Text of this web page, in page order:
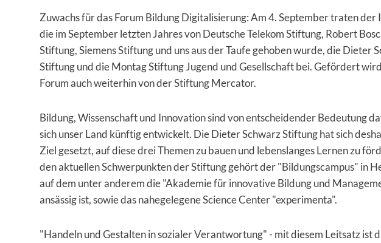
Zuwachs für das Forum Bildung Digitalisierung: Am 4. September traten der
die im September letzten Jahres von Deutsche Telekom Stiftung, Robert
Stiftung, Siemens Stiftung und uns aus der Taufe gehoben wurde, die Dieter
Stiftung und die Montag Stiftung Jugend und Gesellschaft bei. Gefördert
Forum auch weiterhin von der Stiftung Mercator.
Bildung, Wissenschaft und Innovation sind von entscheidender Bedeutung
sich unser Land künftig entwickelt. Die Dieter Schwarz Stiftung hat sich
Ziel gesetzt, auf diese drei Themen zu bauen und lebenslanges Lernen zu
den aktuellen Schwerpunkten der Stiftung gehört der "Bildungscampus" in
auf dem unter anderem die "Akademie für innovative Bildung und
ansässig ist, sowie das nahegelegene Science Center "experimenta".
"Handeln und Gestalten in sozialer Verantwortung" - mit diesem Leitsatz ist